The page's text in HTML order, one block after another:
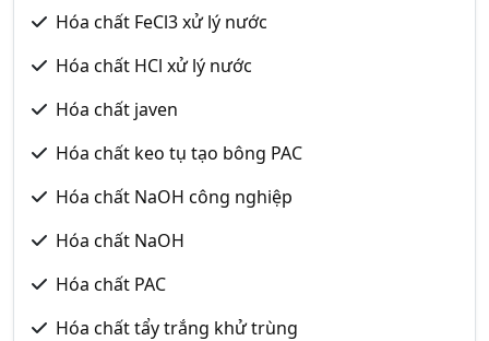
Hóa chất FeCl3 xử lý nước
Hóa chất HCl xử lý nước
Hóa chất javen
Hóa chất keo tụ tạo bông PAC
Hóa chất NaOH công nghiệp
Hóa chất NaOH
Hóa chất PAC
Hóa chất tẩy trắng khử trùng